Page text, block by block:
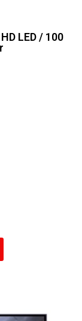
LED / 100